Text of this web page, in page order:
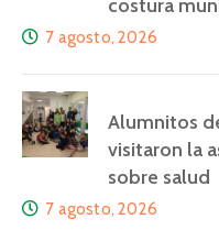
costura
7 agosto, 2026
Alumnitos
visitaron la
sobre salud
7 agosto, 2026